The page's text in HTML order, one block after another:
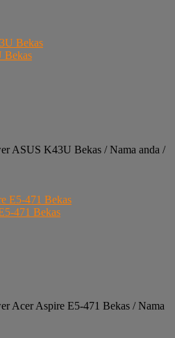
Bekas
ASUS K43U Bekas / Nama anda /
471 Bekas
Acer Aspire E5-471 Bekas / Nama